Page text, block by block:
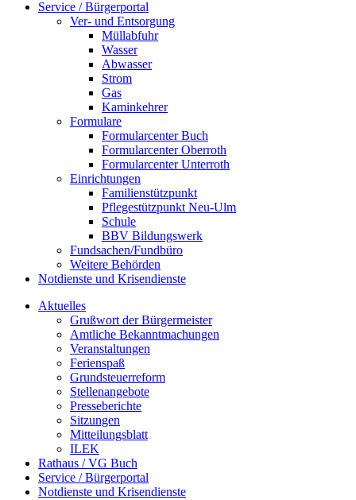
Service / Bürgerportal
Ver- und Entsorgung
Müllabfuhr
Wasser
Abwasser
Strom
Gas
Kaminkehrer
Formulare
Formularcenter Buch
Formularcenter Oberroth
Formularcenter Unterroth
Einrichtungen
Familienstützpunkt
Pflegestützpunkt Neu-Ulm
Schule
BBV Bildungswerk
Fundsachen/Fundbüro
Weitere Behörden
Notdienste und Krisendienste
Aktuelles
Grußwort der Bürgermeister
Amtliche Bekanntmachungen
Veranstaltungen
Ferienspaß
Grundsteuerreform
Stellenangebote
Presseberichte
Sitzungen
Mitteilungsblatt
ILEK
Rathaus / VG Buch
Service / Bürgerportal
Notdienste und Krisendienste